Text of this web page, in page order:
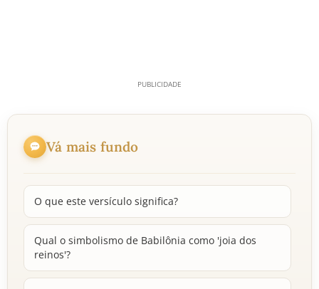
Vá mais fundo
O que este versículo significa?
Qual o simbolismo de Babilônia como 'joia dos
reinos'?